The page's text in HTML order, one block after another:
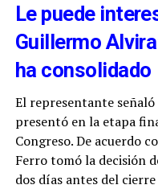
Le puede
Guillermo
ha consolidado
El representante
presentó en la etapa
Congreso. De acuerdo
Ferro tomó la decisión
dos días antes del